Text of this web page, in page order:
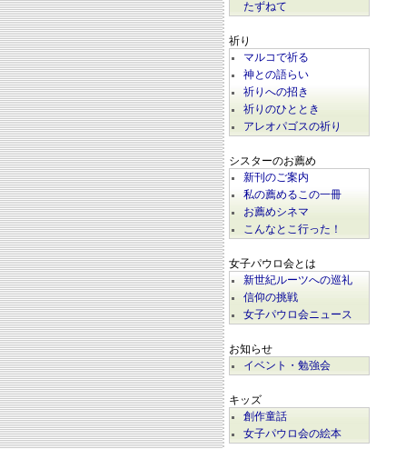
たずねて
祈り
マルコで祈る
神との語らい
祈りへの招き
祈りのひととき
アレオパゴスの祈り
シスターのお薦め
新刊のご案内
私の薦めるこの一冊
お薦めシネマ
こんなとこ行った！
女子パウロ会とは
新世紀ルーツへの巡礼
信仰の挑戦
女子パウロ会ニュース
お知らせ
イベント・勉強会
キッズ
創作童話
女子パウロ会の絵本